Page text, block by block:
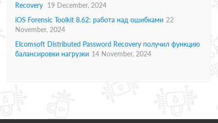
Recovery 19 December, 2024
iOS Forensic Toolkit 8.62: работа над ошибками 22
November, 2024
Elcomsoft Distributed Password Recovery получил функцию
балансировки нагрузки 14 November, 2024